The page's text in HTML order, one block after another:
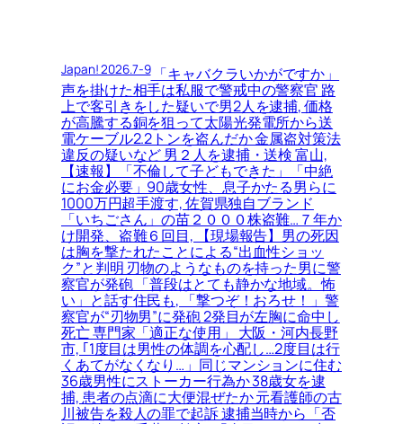
Japan! 2026.7-9「キャバクラいかがですか」
声を掛けた相手は私服で警戒中の警察官 路
上で客引きをした疑いで男2人を逮捕, 価格
が高騰する銅を狙って太陽光発電所から送
電ケーブル2.2トンを盗んだか 金属盗対策法
違反の疑いなど 男２人を逮捕・送検 富山,
【速報】「不倫して子どもできた」「中絶
にお金必要」90歳女性、息子かたる男らに
1000万円超手渡す, 佐賀県独自ブランド
「いちごさん」の苗２０００株盗難…７年か
け開発、盗難６回目, 【現場報告】男の死因
は胸を撃たれたことによる“出血性ショッ
ク”と判明 刃物のようなものを持った男に警
察官が発砲 「普段はとても静かな地域。怖
い」と話す住民も, 「撃つぞ！おろせ！」警
察官が“刃物男”に発砲 2発目が左胸に命中し
死亡 専門家「適正な使用」 大阪・河内長野
市, ｢1度目は男性の体調を心配し…2度目は行
くあてがなくなり…」同じマンションに住む
36歳男性にストーカー行為か 38歳女を逮
捕, 患者の点滴に大便混ぜたか 元看護師の古
川被告を殺人の罪で起訴 逮捕当時から「否